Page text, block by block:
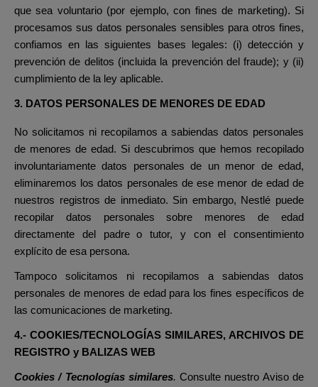
que sea voluntario (por ejemplo, con fines de marketing). Si
procesamos sus datos personales sensibles para otros fines,
confiamos en las siguientes bases legales: (i) detección y
prevención de delitos (incluida la prevención del fraude); y (ii)
cumplimiento de la ley aplicable.
3. DATOS PERSONALES DE MENORES DE EDAD
No solicitamos ni recopilamos a sabiendas datos personales
de menores de edad. Si descubrimos que hemos recopilado
involuntariamente datos personales de un menor de edad,
eliminaremos los datos personales de ese menor de edad de
nuestros registros de inmediato. Sin embargo, Nestlé puede
recopilar datos personales sobre menores de edad
directamente del padre
o tutor, y con el consentimiento
explícito de esa persona.
Tampoco solicitamos ni recopilamos a sabiendas datos
personales de menores de edad para los fines específicos de
las comunicaciones de marketing.
4.- COOKIES/TECNOLOGÍAS SIMILARES, ARCHIVOS DE
REGISTRO y BALIZAS WEB
Cookies / Tecnologías similares. Consulte nuestro Aviso de